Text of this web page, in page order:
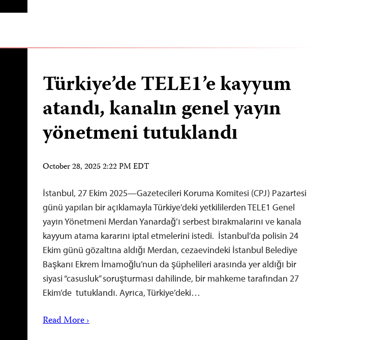
Türkiye’de TELE1’e kayyum
atandı, kanalın genel yayın
yönetmeni tutuklandı
October 28, 2025 2:22 PM EDT
İstanbul, 27 Ekim 2025—Gazetecileri Koruma Komitesi (CPJ) Pazartesi
günü yapılan bir açıklamayla Türkiye’deki yetkililerden TELE1 Genel
yayın Yönetmeni Merdan Yanardağ’ı serbest bırakmalarını ve kanala
kayyum atama kararını iptal etmelerini istedi. İstanbul’da polisin 24
Ekim günü gözaltına aldığı Merdan, cezaevindeki İstanbul Belediye
Başkanı Ekrem İmamoğlu’nun da şüphelileri arasında yer aldığı bir
siyasi “casusluk” soruşturması dahilinde, bir mahkeme tarafından 27
Ekim’de tutuklandı. Ayrıca, Türkiye’deki…
Read More ›